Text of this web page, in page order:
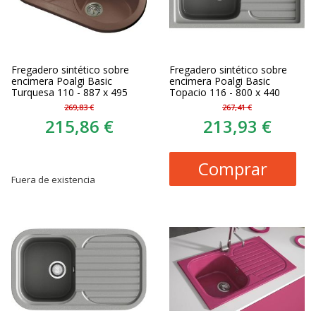
Fregadero sintético sobre
encimera Poalgi Basic
Turquesa 110 - 887 x 495
269,83 €
215,86 €
Fuera de existencia
Fregadero sintético sobre
encimera Poalgi Basic
Topacio 116 - 800 x 440
267,41 €
213,93 €
Comprar